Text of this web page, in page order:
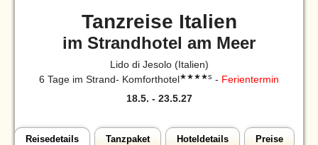
Tanzreise Italien
im Strandhotel am Meer
Lido di Jesolo (Italien)
6 Tage im Strand- Komforthotel★★★★s - Ferientermin
18.5. - 23.5.27
Reisedetails Tanzpaket Hoteldetails Preise